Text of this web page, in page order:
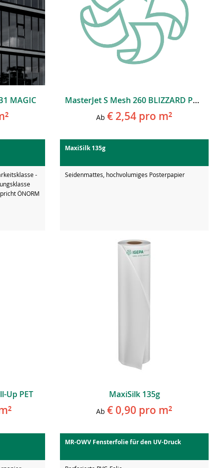
MAGIC MasterJet S Mesh 260 BLIZZARD PVC-Mesh B1 Ohne Liner
Ab € 2,54 pro m²
-
ÖNORM
Up PET
MaxiSilk 135g
Seidenmattes, hochvolumiges Posterpapier
MaxiSilk 135g
Ab € 0,90 pro m²
MR-OWV Fensterfolie für den UV-Druck